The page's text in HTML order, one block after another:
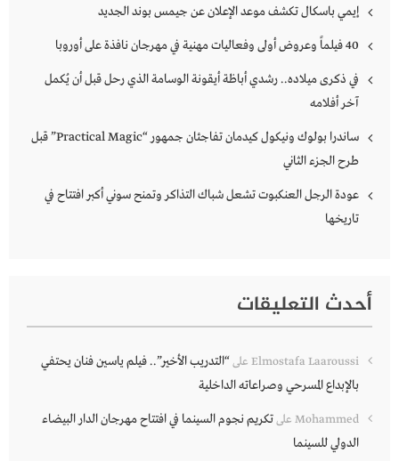
إيمي باسكال تكشف موعد الإعلان عن جيمس بوند الجديد
40 فيلماً وعروض أولى وفعاليات مهنية في مهرجان نافذة على أوروبا
في ذكرى ميلاده.. رشدي أباظة أيقونة الوسامة الذي رحل قبل أن يُكمل
آخر أفلامه
ساندرا بولوك ونيكول كيدمان تفاجئان جمهور “Practical Magic” قبل
طرح الجزء الثاني
عودة الرجل العنكبوت تشعل شباك التذاكر وتمنح سوني أكبر افتتاح في
تاريخها
أحدث التعليقات
Elmostafa Laaroussi على“التدريب الأخير”.. فيلم ياسين فنان يحتفي
بالإبداع المسرحي وصراعاته الداخلية
Mohammed علىتكريم نجوم السينما في افتتاح مهرجان الدار البيضاء
الدولي للسينما